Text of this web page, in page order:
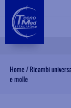
Home/ Ricambi
e molle